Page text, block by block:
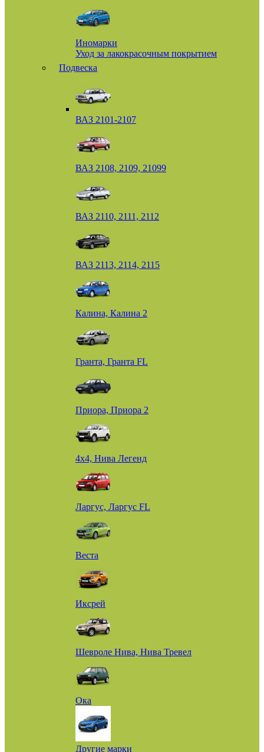
Иномарки
Уход за лакокрасочным покрытием
Подвеска
ВАЗ 2101-2107
ВАЗ 2108, 2109, 21099
ВАЗ 2110, 2111, 2112
ВАЗ 2113, 2114, 2115
Калина, Калина 2
Гранта, Гранта FL
Приора, Приора 2
4х4, Нива Легенд
Ларгус, Ларгус FL
Веста
Иксрей
Шевроле Нива, Нива Тревел
Ока
Другие марки